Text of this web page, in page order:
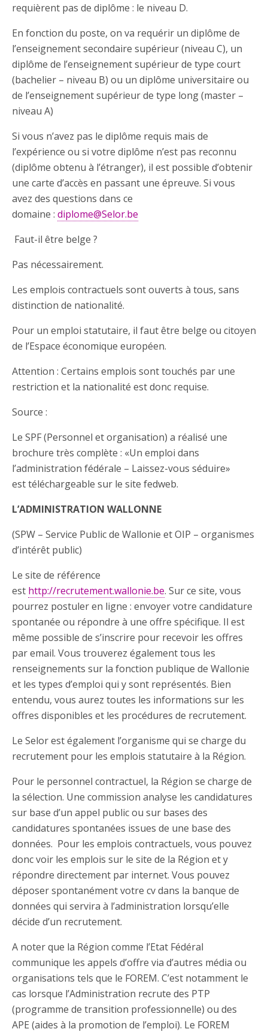
requièrent pas de diplôme : le niveau D.
En fonction du poste, on va requérir un diplôme de
l’enseignement secondaire supérieur (niveau C), un
diplôme de l’enseignement supérieur de type court
(bachelier – niveau B) ou un diplôme universitaire ou
de l’enseignement supérieur de type long (master –
niveau A)
Si vous n’avez pas le diplôme requis mais de
l’expérience ou si votre diplôme n’est pas reconnu
(diplôme obtenu à l’étranger), il est possible d’obtenir
une carte d’accès en passant une épreuve. Si vous
avez des questions dans ce
domaine : diplome@Selor.be
Faut-il être belge ?
Pas nécessairement.
Les emplois contractuels sont ouverts à tous, sans
distinction de nationalité.
Pour un emploi statutaire, il faut être belge ou citoyen
de l’Espace économique européen.
Attention : Certains emplois sont touchés par une
restriction et la nationalité est donc requise.
Source :
Le SPF (Personnel et organisation) a réalisé une
brochure très complète : «Un emploi dans
l’administration fédérale – Laissez-vous séduire»
est téléchargeable sur le site fedweb.
L’ADMINISTRATION WALLONNE
(SPW – Service Public de Wallonie et OIP – organismes
d’intérêt public)
Le site de référence
est http://recrutement.wallonie.be. Sur ce site, vous
pourrez postuler en ligne : envoyer votre candidature
spontanée ou répondre à une offre spécifique. Il est
même possible de s’inscrire pour recevoir les offres
par email. Vous trouverez également tous les
renseignements sur la fonction publique de Wallonie
et les types d’emploi qui y sont représentés. Bien
entendu, vous aurez toutes les informations sur les
offres disponibles et les procédures de recrutement.
Le Selor est également l’organisme qui se charge du
recrutement pour les emplois statutaire à la Région.
Pour le personnel contractuel, la Région se charge de
la sélection. Une commission analyse les candidatures
sur base d’un appel public ou sur bases des
candidatures spontanées issues de une base des
données. Pour les emplois contractuels, vous pouvez
donc voir les emplois sur le site de la Région et y
répondre directement par internet. Vous pouvez
déposer spontanément votre cv dans la banque de
données qui servira à l’administration lorsqu’elle
décide d’un recrutement.
A noter que la Région comme l’Etat Fédéral
communique les appels d’offre via d’autres média ou
organisations tels que le FOREM. C’est notamment le
cas lorsque l’Administration recrute des PTP
(programme de transition professionnelle) ou des
APE (aides à la promotion de l’emploi). Le FOREM